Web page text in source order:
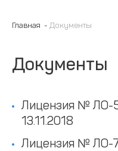
Главная Документы
Документы
Лицензия № ЛО-
13.11.2018
Лицензия № ЛО-